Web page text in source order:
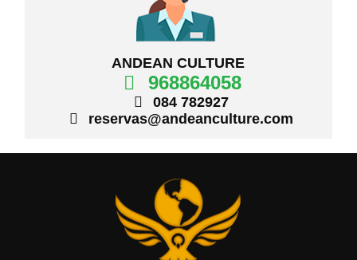
ANDEAN CULTURE
968864058
084 782927
reservas@andeanculture.com